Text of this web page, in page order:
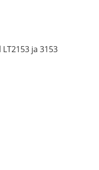
ja 3153